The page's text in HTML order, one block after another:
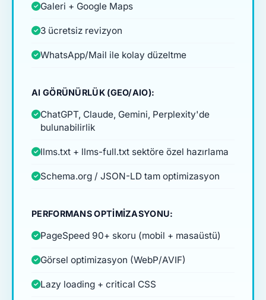
Galeri + Google Maps
3 ücretsiz revizyon
WhatsApp/Mail ile kolay düzeltme
AI GÖRÜNÜRLÜK (GEO/AIO):
ChatGPT, Claude, Gemini, Perplexity'de
bulunabilirlik
llms.txt + llms-full.txt sektöre özel hazırlama
Schema.org / JSON-LD tam optimizasyon
PERFORMANS OPTIMIZASYONU:
PageSpeed 90+ skoru (mobil + masaüstü)
Görsel optimizasyon (WebP/AVIF)
Lazy loading + critical CSS